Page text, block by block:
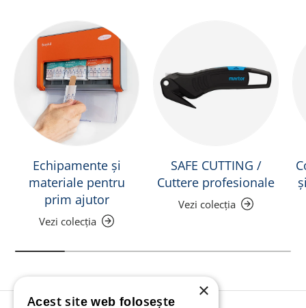
Echipamente și
materiale pentru
prim ajutor
Vezi colecția
SAFE CUTTING /
Cuttere profesionale
Vezi colecția
×
Acest site web folosește